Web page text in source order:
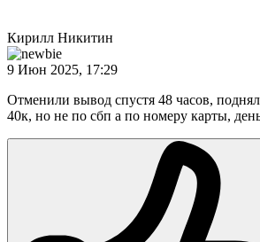
Кирилл Никитин
9 Июн 2025, 17:29
Отменили вывод спустя 48 часов,
40к, но не по сбп а по номеру карты,